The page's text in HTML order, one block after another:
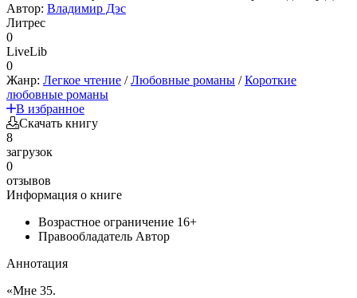
Автор: Владимир Дэс
Литрес
0
LiveLib
0
Жанр: Легкое чтение /Любовные романы /Короткие
любовные романы
В избранное
Скачать книгу
8
загрузок
0
отзывов
Информация о книге
Возрастное ограничение 16+
Правообладатель Автор
Аннотация
«Мне 35.